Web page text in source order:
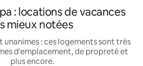
: locations de vacances
mieux notées
unanimes : ces logements sont très
d'emplacement, de propreté et
plus encore.